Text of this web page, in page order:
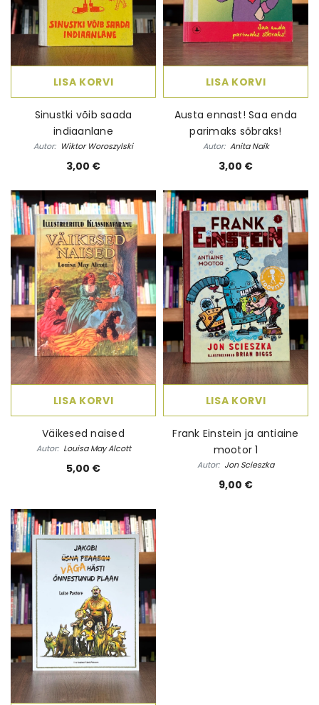
LISA KORVI
Sinustki võib saada
indiaanlane
Autor: Wiktor Woroszylski
3,00 €
LISA KORVI
Austa ennast! Saa enda
parimaks sõbraks!
Autor: Anita Naik
3,00 €
LISA KORVI
Väikesed naised
Autor: Louisa May Alcott
5,00 €
LISA KORVI
Frank Einstein ja antiaine
mootor 1
Autor: Jon Scieszka
9,00 €